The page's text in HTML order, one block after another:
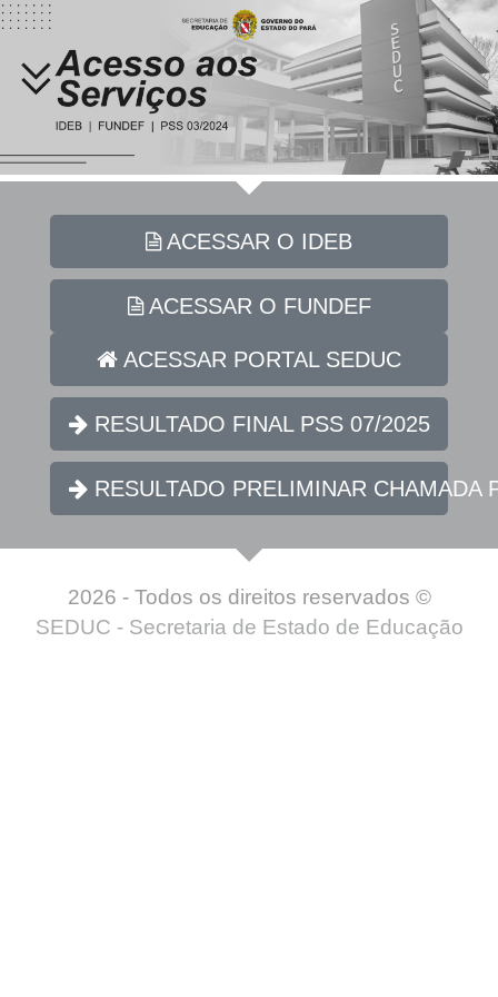
ACESSAR O IDEB
ACESSAR O FUNDEF
ACESSAR PORTAL SEDUC
RESULTADO FINAL PSS 07/2025
RESULTADO PRELIMINAR CHAMADA
2026 - Todos os direitos reservados ©
SEDUC - Secretaria de Estado de Educação